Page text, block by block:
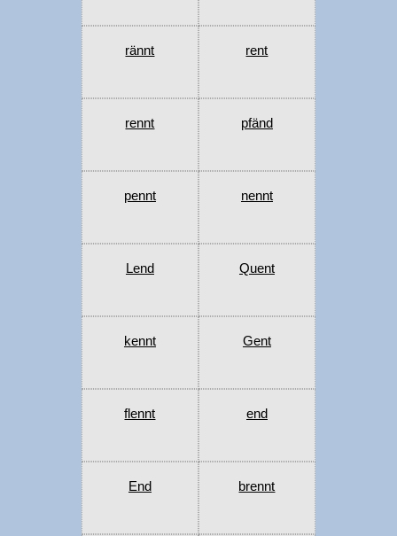
rännt rent
rennt pfänd
pennt nennt
Lend Quent
kennt Gent
flennt end
End brennt